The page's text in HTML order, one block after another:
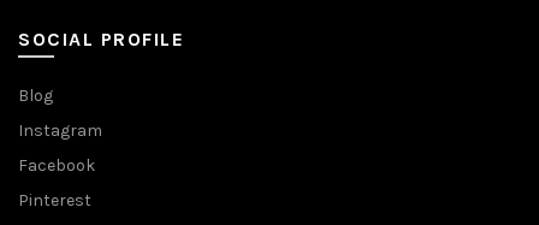
SOCIAL PROFILE
Blog
Instagram
Facebook
Pinterest